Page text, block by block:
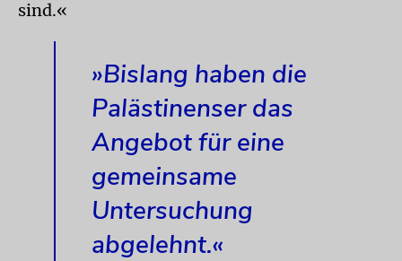
sind.«
»Bislang haben die
Palästinenser das
Angebot für eine
gemeinsame
Untersuchung
abgelehnt.«